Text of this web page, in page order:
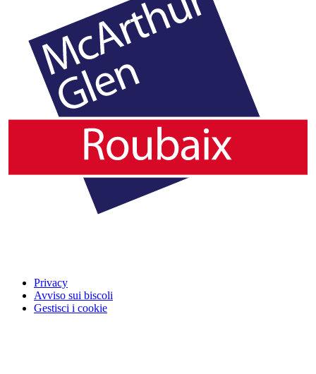
Privacy
Avviso sui biscoli
Gestisci i cookie